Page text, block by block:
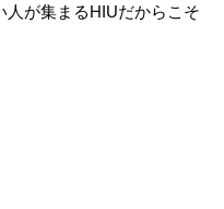
人が集まるHIUだからこそ